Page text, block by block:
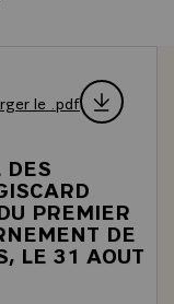
le .pdf
DES
PREMIER
DE
LE 31 AOUT